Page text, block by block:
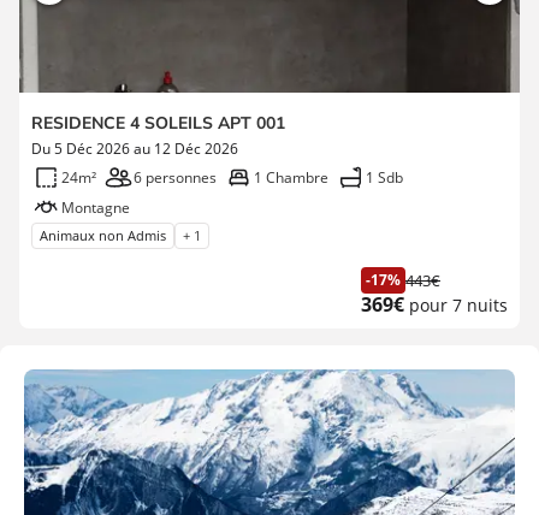
RESIDENCE 4 SOLEILS APT 001
Du 5 Déc 2026 au 12 Déc 2026
24m²
6 personnes 1 Chambre
1 Sdb
Montagne
Animaux non Admis + 1
-17%
Ancien
prix
443€
Nouveau
369€ pour 7 nuits